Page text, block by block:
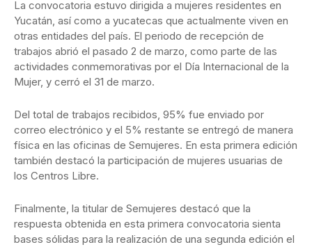
La convocatoria estuvo dirigida a mujeres residentes en
Yucatán, así como a yucatecas que actualmente viven en
otras entidades del país. El periodo de recepción de
trabajos abrió el pasado 2 de marzo, como parte de las
actividades conmemorativas por el Día Internacional de la
Mujer, y cerró el 31 de marzo.
Del total de trabajos recibidos, 95% fue enviado por
correo electrónico y el 5% restante se entregó de manera
física en las oficinas de Semujeres. En esta primera edición
también destacó la participación de mujeres usuarias de
los Centros Libre.
Finalmente, la titular de Semujeres destacó que la
respuesta obtenida en esta primera convocatoria sienta
bases sólidas para la realización de una segunda edición el